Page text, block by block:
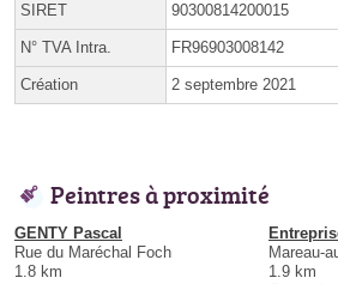
SIRET 90300814200015
N° TVA Intra. FR96903008142
Création 2 septembre 2021
Peintres à proximité
GENTY Pascal
Rue du Maréchal Foch
1.8 km
Mareau-
1.9 km